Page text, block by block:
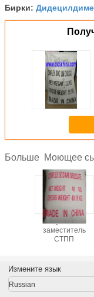
Бирки:
Больше Моющее
лучший
заместитель
СТПП
Измените язык
Russian